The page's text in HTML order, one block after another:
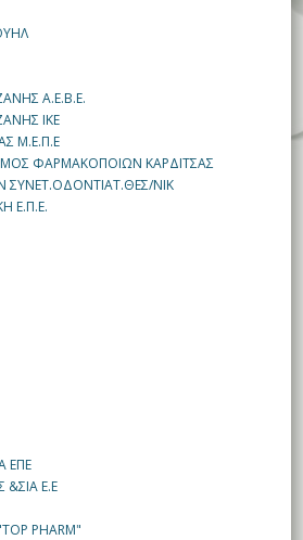
Α.Ε.Β.Ε.
ΙΚΕ
Μ.Ε.Π.Ε
ΦΑΡΜΑΚΟΠΟΙΩΝ ΚΑΡΔΙΤΣΑΣ
ΣΥΝΕΤ.ΟΔΟΝΤΙΑΤ.ΘΕΣ/ΝΙΚ
Ε.Π.Ε.
ΕΠΕ
Ε.Ε
PHARM"